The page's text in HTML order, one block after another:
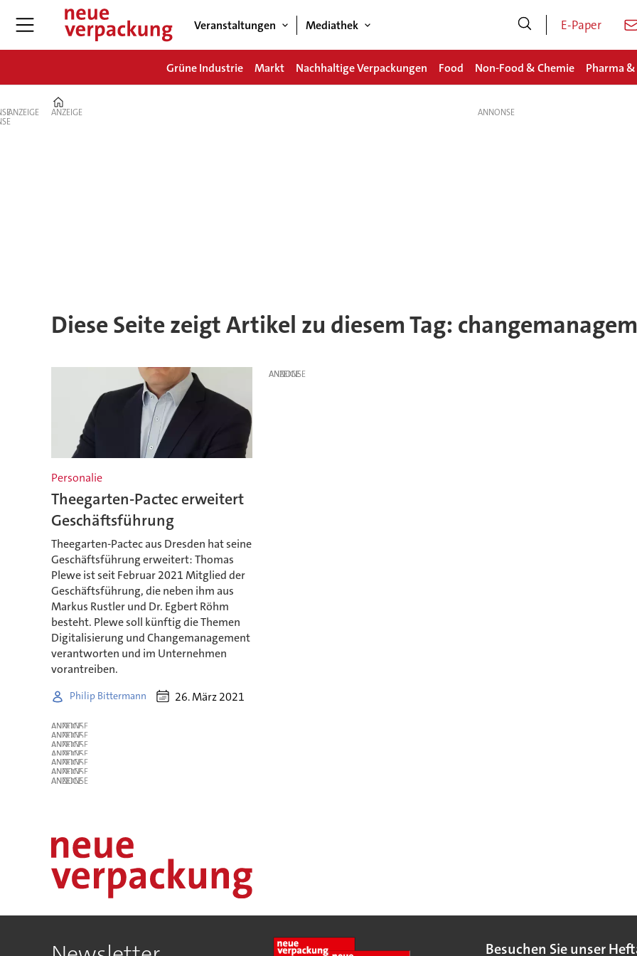
Veranstaltungen Mediathek E-Paper
Grüne Industrie Markt Nachhaltige Verpackungen Food Non-Food & Chemie Pharma
ANZEIGE ANZEIGE
Diese Seite zeigt Artikel zu diesem Tag:
Personalie
Theegarten-Pactec erweitert
Geschäftsführung
Theegarten-Pactec aus Dresden hat seine
Geschäftsführung erweitert: Thomas
Plewe ist seit Februar 2021 Mitglied der
Geschäftsführung, die neben ihm aus
Markus Rustler und Dr. Egbert Röhm
besteht. Plewe soll künftig die Themen
Digitalisierung und Changemanagement
verantworten und im Unternehmen
vorantreiben.
Philip Bittermann 26. März 2021
ANZEIGE
ANZEIGE
ANZEIGE
ANZEIGE
ANZEIGE
ANZEIGE
ANZEIGE
ANZEIGE
Besuchen Sie unser